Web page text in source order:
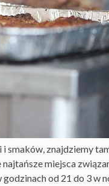
i smaków, znajdziemy
najtańsze miejsca
godzinach od 21 do 3 w